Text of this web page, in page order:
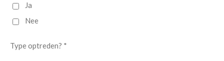
Ja
Nee
Type optreden? *